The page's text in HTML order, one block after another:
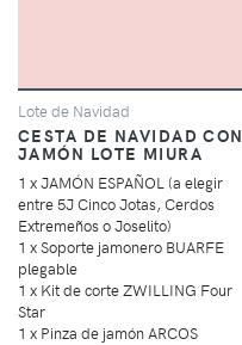
Lote de Navidad
CESTA DE NAVIDAD CON
JAMÓN LOTE MIURA
1 x JAMÓN ESPAÑOL (a elegir
entre 5J Cinco Jotas, Cerdos
Extremeños o Joselito)
1 x Soporte jamonero BUARFE
plegable
1 x Kit de corte ZWILLING Four
Star
1 x Pinza de jamón ARCOS